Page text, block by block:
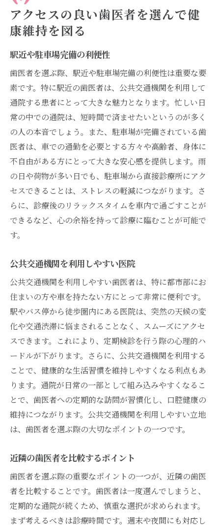
アクセスの良い歯医者を選んで健
康維持を図る
駅近や駐車場完備の利便性
歯医者を選ぶ際、駅近や駐車場完備の利便性は重要な要
素です。特に駅近の歯医者は、公共交通機関を利用して
通院する患者にとって大きな魅力となります。忙しい日
常の中での通院は、短時間で済ませたいというのが多く
の人の本音でしょう。また、駐車場が完備されている歯
医者は、車での通勤を必要とする方々や高齢者、身体に
不自由がある方にとって大きな安心感を提供します。雨
の日や荷物が多い日でも、駐車場から直接診療所にアク
セスできることは、ストレスの軽減につながります。さ
らに、診療後のリラックスタイムを車内で過ごすことが
できるなど、心の余裕を持って診療に臨むことが可能で
す。
公共交通機関を利用しやすい医院
公共交通機関を利用しやすい歯医者は、特に都市部にお
住まいの方や車を持たない方にとって非常に便利です。
駅やバス停から徒歩圏内にある医院は、突然の天候の変
化や交通渋滞に悩まされることなく、スムーズにアクセ
スできます。これにより、定期検診を行う際の心理的ハ
ードルが下がります。さらに、公共交通機関を利用する
ことで、健康的な生活習慣を維持しやすくなる利点もあ
ります。通院が日常の一部として組み込みやすくなるこ
とで、歯医者への定期的な訪問が習慣化し、口腔健康の
維持につながります。公共交通機関を利用しやすい立地
は、歯医者を選ぶ際の大切なポイントの一つです。
近隣の歯医者を比較するポイント
歯医者を選ぶ際の重要なポイントの一つが、近隣の歯医
者を比較することです。歯医者は一度選んでしまうと、
定期的な通院が続くため、慎重な選択が求められます。
まず考えるべきは診療時間です。週末や夜間にも対応し